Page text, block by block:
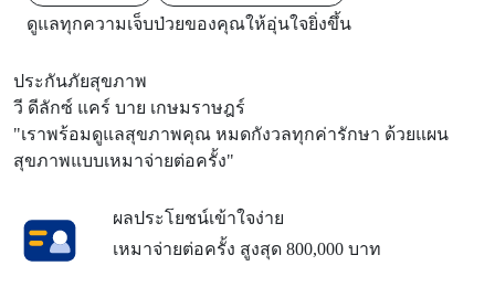
ดูแลทุกความเจ็บป่วยของคุณให้อุ่นใจยิ่งขึ้น
ประกันภัยสุขภาพ
วี ดีลักซ์ แคร์ บาย เกษมราษฎร์
"เราพร้อมดูแลสุขภาพคุณ หมดกังวลทุกค่ารักษา ด้วยแผน
สุขภาพแบบเหมาจ่ายต่อครั้ง"
ผลประโยชน์เข้าใจง่าย
เหมาจ่ายต่อครั้ง สูงสุด 800,000 บาท